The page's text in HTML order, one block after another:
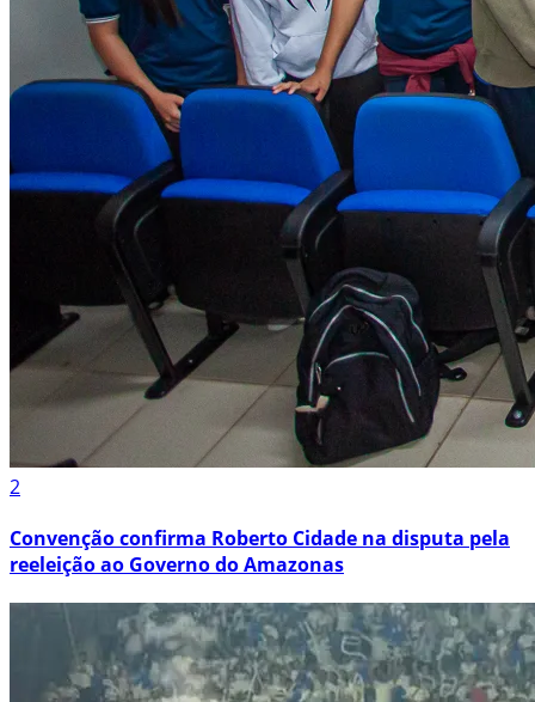
2
Convenção confirma Roberto Cidade na disputa pela
reeleição ao Governo do Amazonas